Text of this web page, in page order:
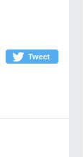
Tweet